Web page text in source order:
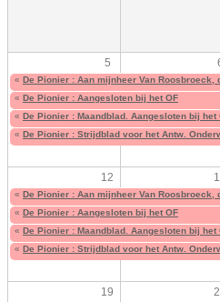
5
« De Pionier : Aan mijnheer Van
« De Pionier : Aangesloten bij het OF
« De Pionier : Maandblad. Aangesloten bij het
« De Pionier : Strijdblad voor het Antw.
12
« De Pionier : Aan mijnheer Van
« De Pionier : Aangesloten bij het OF
« De Pionier : Maandblad. Aangesloten bij het
« De Pionier : Strijdblad voor het Antw.
19